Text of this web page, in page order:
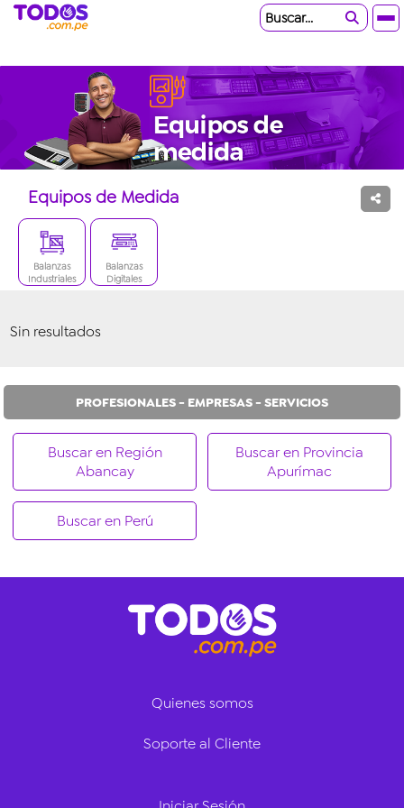
Buscar...
Equipos de Medida
Balanzas
Industriales
Balanzas
Digitales
Sin resultados
PROFESIONALES - EMPRESAS - SERVICIOS
Buscar en Región
Abancay
Buscar en Provincia
Apurímac
Buscar en Perú
Quienes somos
Soporte al Cliente